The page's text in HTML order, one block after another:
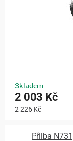
Skladem
2 003 Kč
2 226 Kč
Přilba